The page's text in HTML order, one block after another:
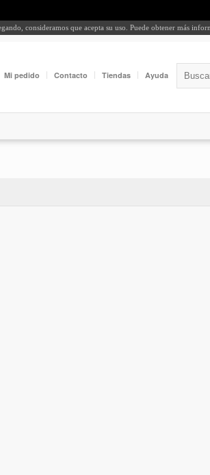
consideramos que acepta su uso. Puede obtener más
Mi pedido Contacto Tiendas Ayuda